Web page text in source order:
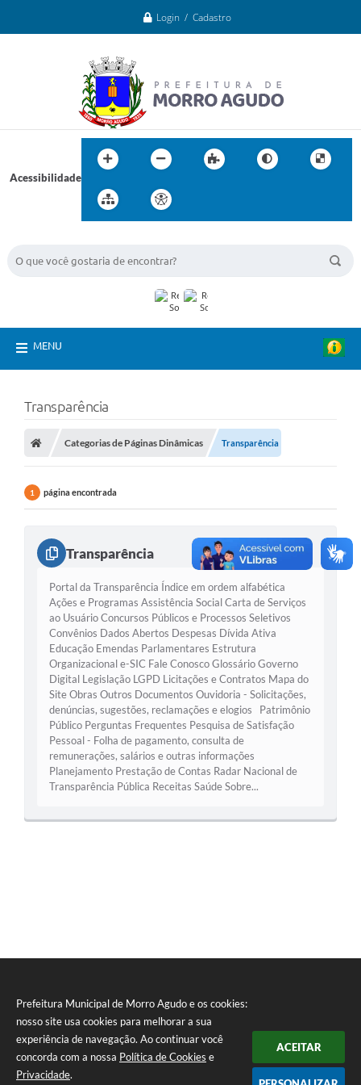
Prefeitura Municipal de Morro Agudo e os cookies:
nosso site usa cookies para melhorar a sua
experiência de navegação. Ao continuar você
concorda com a nossa Política de Cookies e
Privacidade.
ACEITAR
Login / Cadastro
Acessibilidade
MENU
Transparência
Categorias de Páginas Dinâmicas Transparência
1 página encontrada
Transparência
Portal da Transparência Índice em ordem alfabética
Ações e Programas Assistência Social Carta de Serviços
ao Usuário Concursos Públicos e Processos Seletivos
Convênios Dados Abertos Despesas Dívida Ativa
Educação Emendas Parlamentares Estrutura
Organizacional e-SIC Fale Conosco Glossário Governo
Digital Legislação LGPD Licitações e Contratos Mapa do
Site Obras Outros Documentos Ouvidoria - Solicitações,
denúncias, sugestões, reclamações e elogios Patrimônio
Público Perguntas Frequentes Pesquisa de Satisfação
Pessoal - Folha de pagamento, consulta de
remunerações, salários e outras informações
Planejamento Prestação de Contas Radar Nacional de
Transparência Pública Receitas Saúde Sobre...